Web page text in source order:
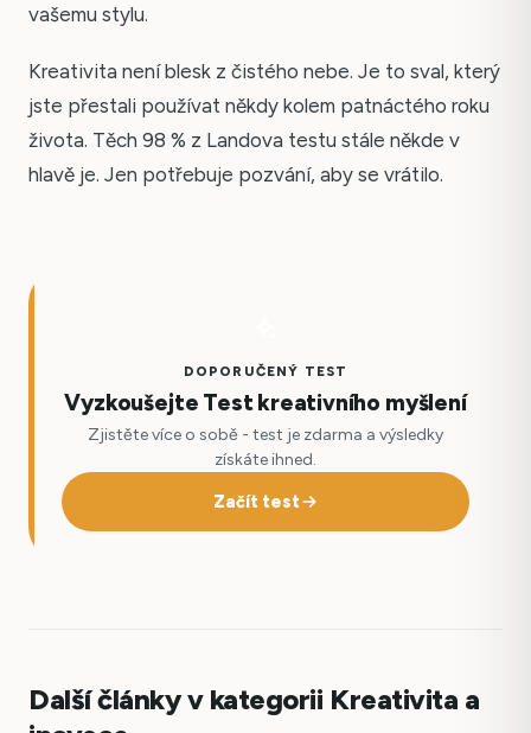
vašemu stylu.
Kreativita není blesk z čistého nebe. Je to sval, který
jste přestali používat někdy kolem patnáctého roku
života. Těch 98 % z Landova testu stále někde v
hlavě je. Jen potřebuje pozvání, aby se vrátilo.
DOPORUČENÝ TEST
Vyzkoušejte Test kreativního myšlení
Zjistěte více o sobě - test je zdarma a výsledky
získáte ihned.
Začít test
Další články v kategorii Kreativita a